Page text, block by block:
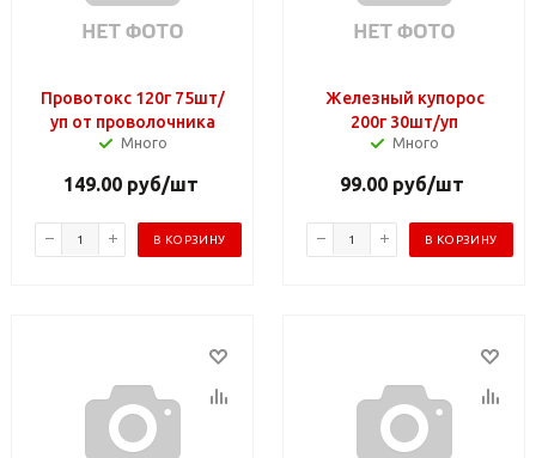
Провотокс 120г 75шт/
уп от проволочника
Много
149.00руб/шт
В КОРЗИНУ
Железный купорос
200г 30шт/уп
Много
99.00 руб/шт
В КОРЗИНУ